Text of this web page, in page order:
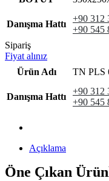
Danışma Hattı
+90 312
+90 545
Sipariş
Fiyat alınız
Ürün Adı
TN PLS
Danışma Hattı
+90 312
+90 545
Açıklama
Öne Çıkan